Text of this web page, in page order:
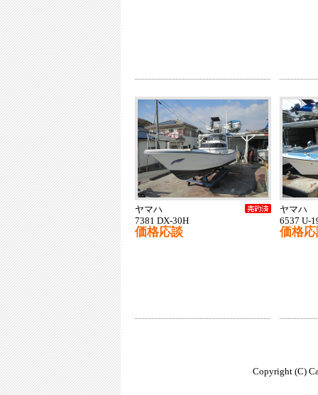
ヤマハ
7381 DX-30H
価格応談
ヤマハ
6537 U-
価格
Copyright (C)